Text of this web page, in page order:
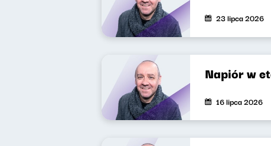
23 lipca 2026
Napiór w
16 lipca 2026